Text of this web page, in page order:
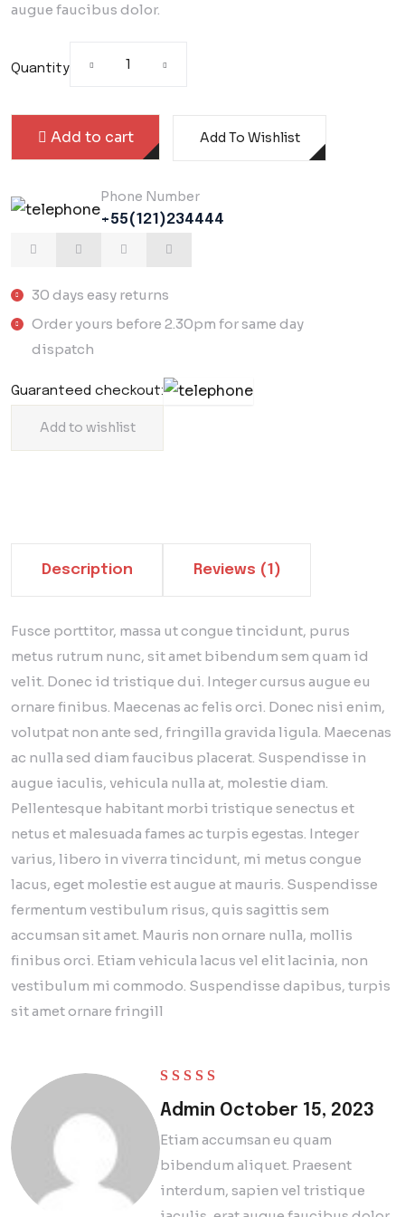
augue faucibus dolor.
Quantity
Add to cart Add To Wishlist
Phone Number
+55(121)234444
30 days easy returns
Order yours before 2.30pm for same day
dispatch
Guaranteed checkout:
Add to wishlist
Description Reviews (1)
Fusce porttitor, massa ut congue tincidunt, purus
metus rutrum nunc, sit amet bibendum sem quam id
velit. Donec id tristique dui. Integer cursus augue eu
ornare finibus. Maecenas ac felis orci. Donec nisi enim,
volutpat non ante sed, fringilla gravida ligula. Maecenas
ac nulla sed diam faucibus placerat. Suspendisse in
augue iaculis, vehicula nulla at, molestie diam.
Pellentesque habitant morbi tristique senectus et
netus et malesuada fames ac turpis egestas. Integer
varius, libero in viverra tincidunt, mi metus congue
lacus, eget molestie est augue at mauris. Suspendisse
fermentum vestibulum risus, quis sagittis sem
accumsan sit amet. Mauris non ornare nulla, mollis
finibus orci. Etiam vehicula lacus vel elit lacinia, non
vestibulum mi commodo. Suspendisse dapibus, turpis
sit amet ornare fringill
Admin October 15, 2023
Etiam accumsan eu quam
bibendum aliquet. Praesent
interdum, sapien vel tristique